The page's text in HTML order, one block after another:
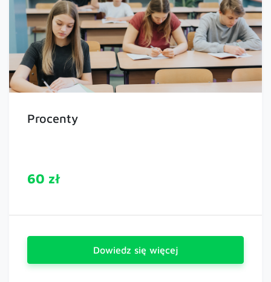
Procenty
60 zł
Dowiedz się więcej